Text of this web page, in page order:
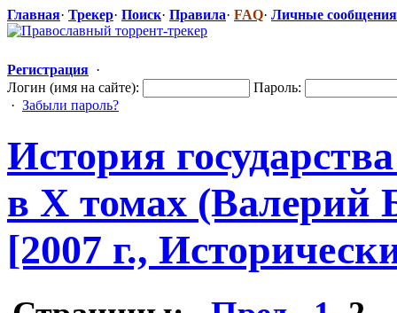
Главная· Трекер· Поиск· Правила· FAQ· Личные сообщения
Регистрация ·
Логин (имя на сайте):
Пароль:
· Забыли пароль?
История
в Х томах
[2007 г.,